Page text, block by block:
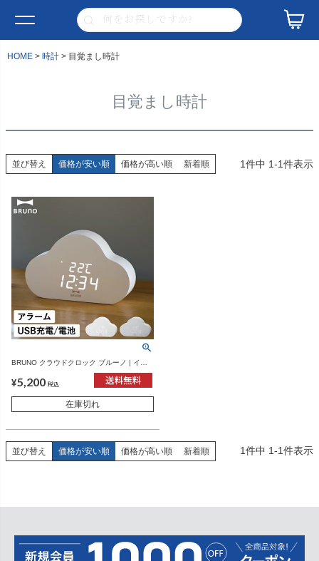
HOME 時計 目覚まし時計
目覚まし時計
並び替え 価格が安い順 価格が高い順 新着順 1件中 1-1件表示
BRUNO クラウドクロック ブルーノ | イン
¥5,200 税込
在庫切れ
並び替え 価格が安い順 価格が高い順 新着順 1件中 1-1件表示